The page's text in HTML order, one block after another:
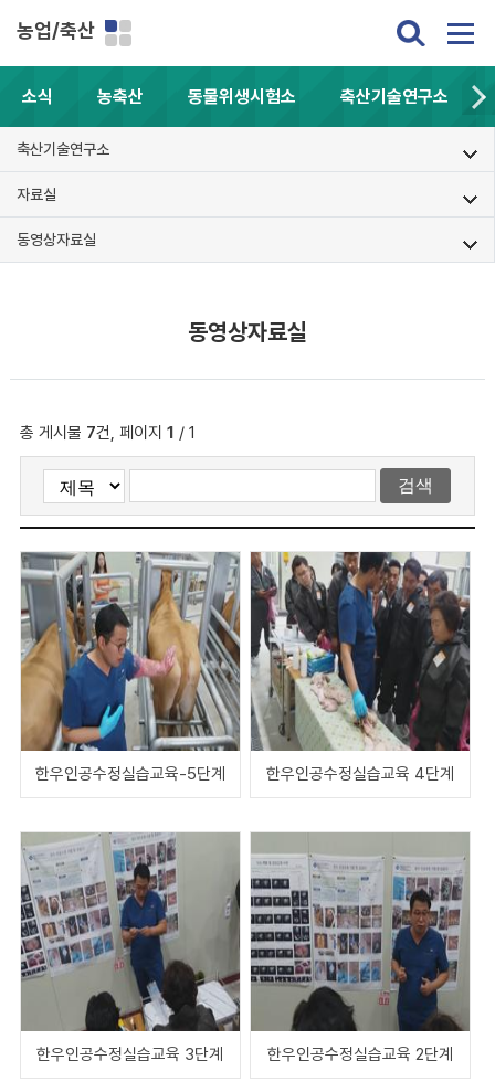
농업/축산
소식 농축산 동물위생시험소 축산기술연구소
축산기술연구소
자료실
동영상자료실
동영상자료실
총 게시물 7건, 페이지 1 / 1
한우인공수정실습교육-5단계 한우인공수정실습교육 4단계
한우인공수정실습교육 3단계 한우인공수정실습교육 2단계